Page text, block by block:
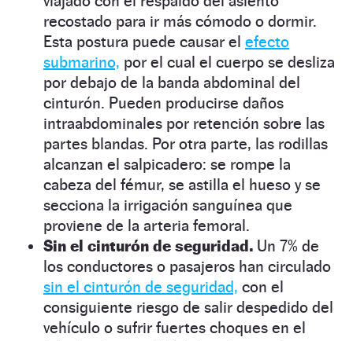
recostado para ir más cómodo o dormir.
Esta postura puede causar el efecto
submarino, por el cual el cuerpo se desliza
por debajo de la banda abdominal del
cinturón. Pueden producirse daños
intraabdominales por retención sobre las
partes blandas. Por otra parte, las rodillas
alcanzan el salpicadero: se rompe la
cabeza del fémur, se astilla el hueso y se
secciona la irrigación sanguínea que
proviene de la arteria femoral.
Sin el cinturón de seguridad. Un 7% de
los conductores o pasajeros han circulado
sin el cinturón de seguridad, con el
consiguiente riesgo de salir despedido del
vehículo o sufrir fuertes choques en el